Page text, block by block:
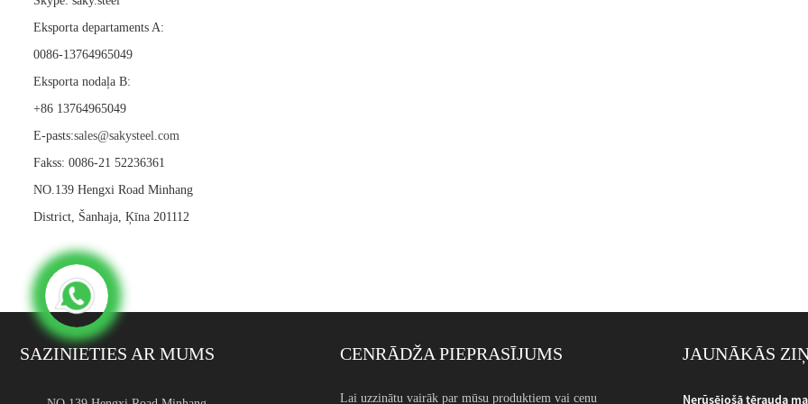
Eksporta departaments A:
0086-13764965049
Eksporta nodaļa B:
+86 13764965049
E-pasts:sales@sakysteel.com
Fakss: 0086-21 52236361
NO.139 Hengxi Road Minhang
District, Šanhaja, Ķīna 201112
SAZINIETIES AR MUMS CENRĀDŽA PIEPRASĪJUMS
Lai uzzinātu vairāk par mūsu produktiem vai cenu
JAUNĀKĀS
Nerūsējošā tērauda maza diametra stieple: pielie... Nerūsējošā tērauda